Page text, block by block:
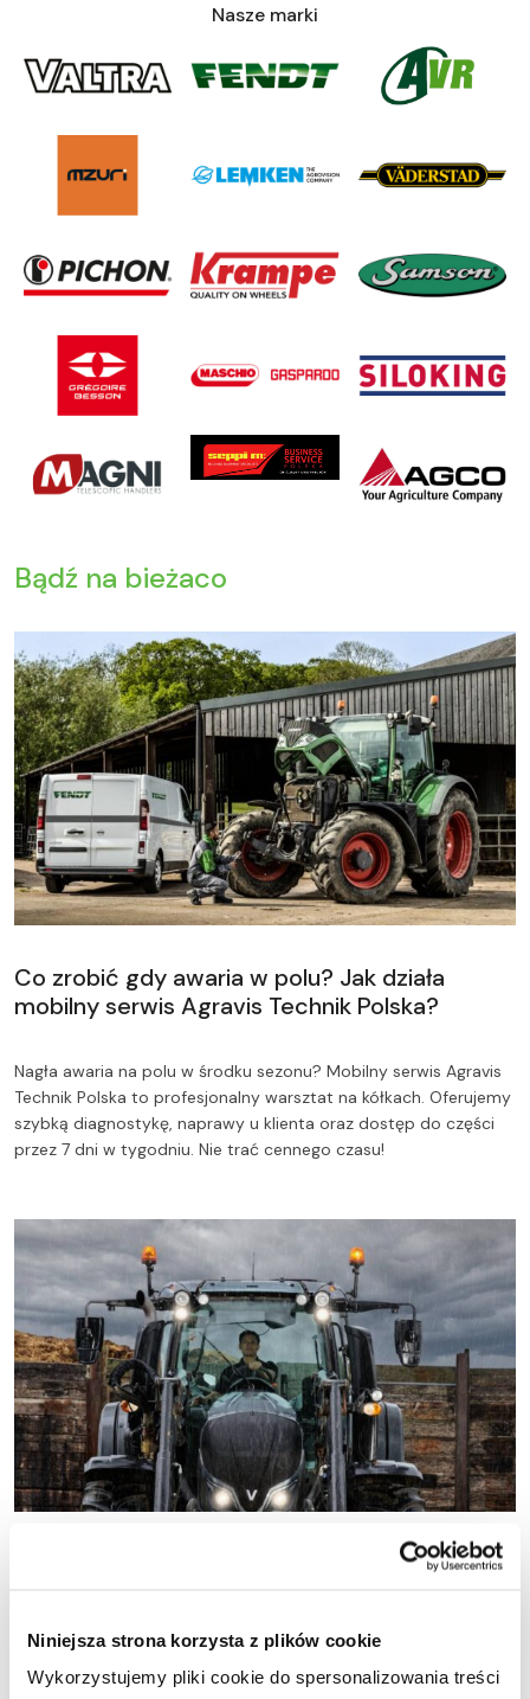
Niniejsza strona korzysta z plików cookie
Wykorzystujemy pliki cookie do spersonalizowania treści
Nasze marki
Bądź na bieżaco
Co zrobić gdy awaria w polu? Jak działa
mobilny serwis Agravis Technik Polska?
Nagła awaria na polu w środku sezonu? Mobilny serwis Agravis
Technik Polska to profesjonalny warsztat na kółkach. Oferujemy
szybką diagnostykę, naprawy u klienta oraz dostęp do części
przez 7 dni w tygodniu. Nie trać cennego czasu!
Nowoczesne maszyny rolnicze – jak
Planujesz zakup ciągnika? Sprawdź, jak zamówić bezpłatny test